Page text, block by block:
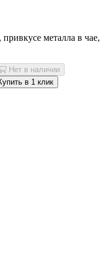
металла в
Нет в наличии
в 1 клик